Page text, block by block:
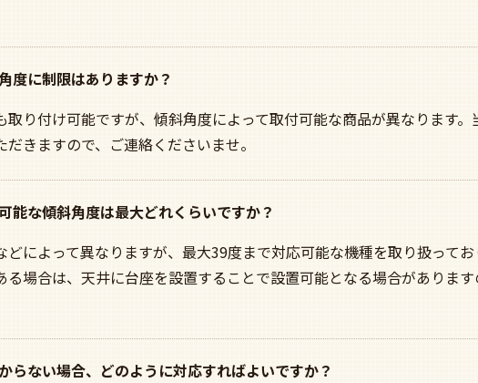
度に制限はありますか？
り付け可能ですが、傾斜角度によって取付可能な商品が異なります
きますので、ご連絡くださいませ。
能な傾斜角度は最大どれくらいですか？
によって異なりますが、最大39度まで対応可能な機種を取り扱って
る場合は、天井に台座を設置することで設置可能となる場合がありま
らない場合、どのように対応すればよいですか？